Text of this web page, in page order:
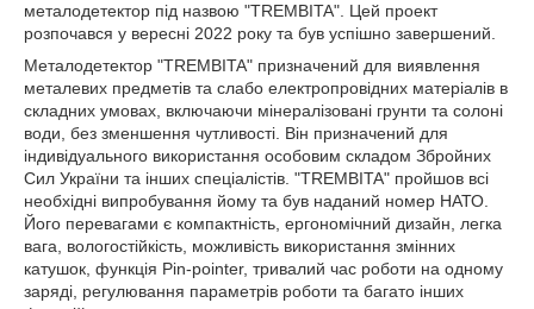
металодетектор під назвою "TREMBITA". Цей проект
розпочався у вересні 2022 року та був успішно завершений.
Металодетектор "TREMBITA" призначений для виявлення
металевих предметів та слабо електропровідних матеріалів в
складних умовах, включаючи мінералізовані грунти та солоні
води, без зменшення чутливості. Він призначений для
індивідуального використання особовим складом Збройних
Сил України та інших спеціалістів. "TREMBITA" пройшов всі
необхідні випробування йому та був наданий номер НАТО.
Його перевагами є компактність, ергономічний дизайн, легка
вага, вологостійкість, можливість використання змінних
катушок, функція Pin-pointer, тривалий час роботи на одному
заряді, регулювання параметрів роботи та багато інших